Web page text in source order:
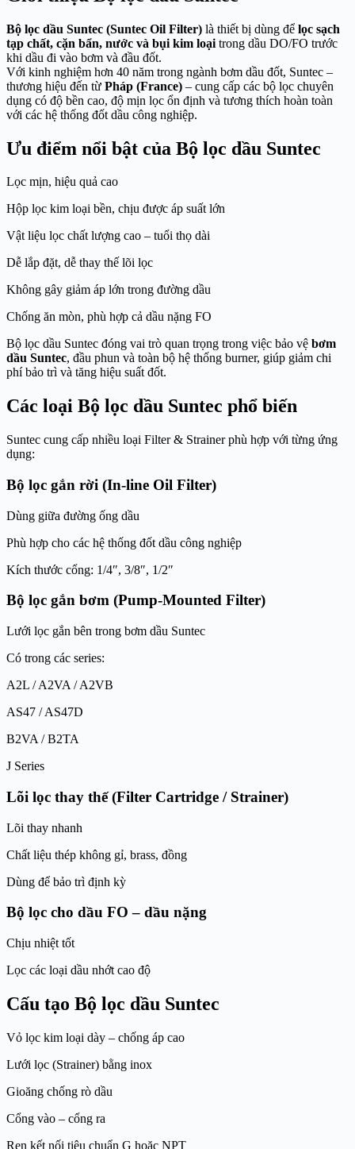
Bộ lọc dầu Suntec (Suntec Oil Filter) là thiết bị dùng để lọc sạch
tạp chất, cặn bẩn, nước và bụi kim loại trong dầu DO/FO trước
khi dầu đi vào bơm và đầu đốt.
Với kinh nghiệm hơn 40 năm trong ngành bơm dầu đốt, Suntec –
thương hiệu đến từ Pháp (France) – cung cấp các bộ lọc chuyên
dụng có độ bền cao, độ mịn lọc ổn định và tương thích hoàn toàn
với các hệ thống đốt dầu công nghiệp.
Ưu điểm nổi bật của Bộ lọc dầu Suntec
Lọc mịn, hiệu quả cao
Hộp lọc kim loại bền, chịu được áp suất lớn
Vật liệu lọc chất lượng cao – tuổi thọ dài
Dễ lắp đặt, dễ thay thế lõi lọc
Không gây giảm áp lớn trong đường dầu
Chống ăn mòn, phù hợp cả dầu nặng FO
Bộ lọc dầu Suntec đóng vai trò quan trọng trong việc bảo vệ bơm
dầu Suntec, đầu phun và toàn bộ hệ thống burner, giúp giảm chi
phí bảo trì và tăng hiệu suất đốt.
Các loại Bộ lọc dầu Suntec phổ biến
Suntec cung cấp nhiều loại Filter & Strainer phù hợp với từng ứng
dụng:
Bộ lọc gắn rời (In-line Oil Filter)
Dùng giữa đường ống dầu
Phù hợp cho các hệ thống đốt dầu công nghiệp
Kích thước cổng: 1/4″, 3/8″, 1/2″
Bộ lọc gắn bơm (Pump-Mounted Filter)
Lưới lọc gắn bên trong bơm dầu Suntec
Có trong các series:
A2L / A2VA / A2VB
AS47 / AS47D
B2VA / B2TA
J Series
Lõi lọc thay thế (Filter Cartridge / Strainer)
Lõi thay nhanh
Chất liệu thép không gỉ, brass, đồng
Dùng để bảo trì định kỳ
Bộ lọc cho dầu FO – dầu nặng
Chịu nhiệt tốt
Lọc các loại dầu nhớt cao độ
Cấu tạo Bộ lọc dầu Suntec
Vỏ lọc kim loại dày – chống áp cao
Lưới lọc (Strainer) bằng inox
Gioăng chống rò dầu
Cổng vào – cổng ra
Ren kết nối tiêu chuẩn G hoặc NPT